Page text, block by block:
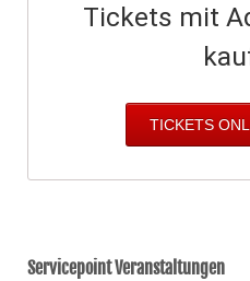
Tickets mit
TICKETS
Servicepoint Veranstaltungen